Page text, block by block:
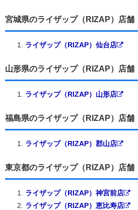
宮城県のライザップ（RIZAP）店舗
ライザップ（RIZAP）仙台店
山形県のライザップ（RIZAP）店舗
ライザップ（RIZAP）山形店
福島県のライザップ（RIZAP）店舗
ライザップ（RIZAP）郡山店
東京都のライザップ（RIZAP）店舗
ライザップ（RIZAP）神宮前店
ライザップ（RIZAP）恵比寿店